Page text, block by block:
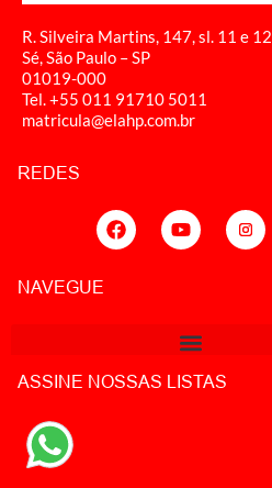
R. Silveira Martins, 147, sl. 11 e 12
Sé, São Paulo – SP
01019-000
Tel. +55 011 91710 5011
matricula@elahp.com.br
REDES
NAVEGUE
ASSINE NOSSAS LISTAS